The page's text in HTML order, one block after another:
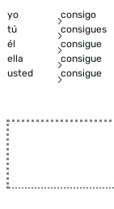
yo consigo
tú
consigues
él
consigue
ella
consigue
usted
consigue